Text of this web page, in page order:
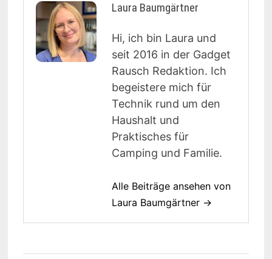
Laura Baumgärtner
Hi, ich bin Laura und
seit 2016 in der Gadget
Rausch Redaktion. Ich
begeistere mich für
Technik rund um den
Haushalt und
Praktisches für
Camping und Familie.
Alle Beiträge ansehen von
Laura Baumgärtner →